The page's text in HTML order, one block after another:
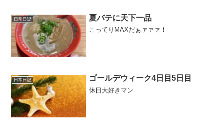
日常日記 夏バテに天下一品
こってりMAXだぁァァァ！
日常日記 ゴールデウィーク4日目5日目
休日大好きマン